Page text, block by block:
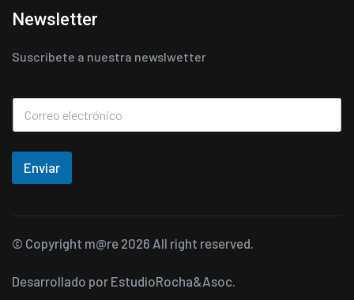
Newsletter
Suscríbete a nuestra newslwetter
Enviar
© Copyright m@re 2026 All right reserved.
Desarrollado por EstudioRocha&Asoc.